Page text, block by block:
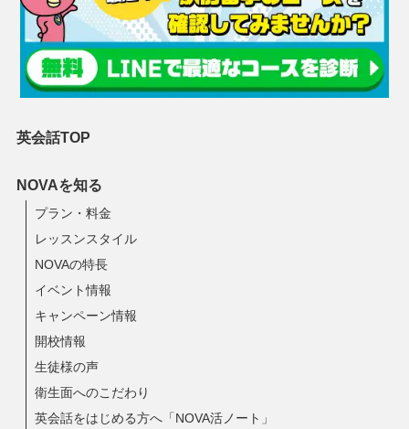
英会話TOP
NOVAを知る
プラン・料金
レッスンスタイル
NOVAの特長
イベント情報
キャンペーン情報
開校情報
生徒様の声
衛生面へのこだわり
英会話をはじめる方へ「NOVA活ノート」